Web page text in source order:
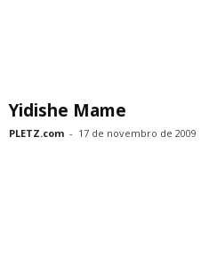
Yidishe Mame
PLETZ.com - 17 de novembro de 2009